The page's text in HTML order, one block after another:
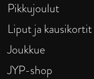
Pikkujoulut
Liput ja kausikortit
Joukkue
JYP-shop